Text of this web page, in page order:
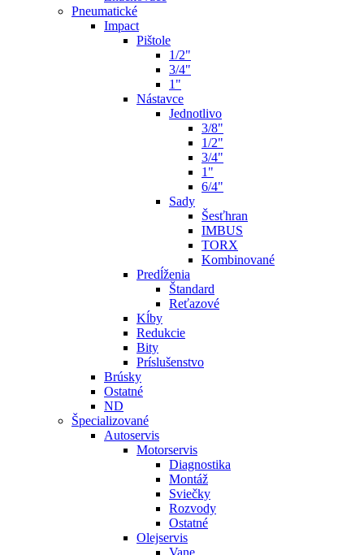
Pneumatické
Impact
Pištole
1/2"
3/4"
1"
Nástavce
Jednotlivo
3/8"
1/2"
3/4"
1"
6/4"
Sady
Šesťhran
IMBUS
TORX
Kombinované
Predĺženia
Štandard
Reťazové
Kĺby
Redukcie
Bity
Príslušenstvo
Brúsky
Ostatné
ND
Špecializované
Autoservis
Motorservis
Diagnostika
Montáž
Sviečky
Rozvody
Ostatné
Olejservis
Vane